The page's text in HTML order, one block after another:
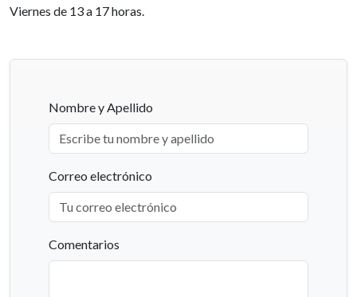
Viernes de 13 a 17 horas.
Nombre y Apellido
Correo electrónico
Comentarios